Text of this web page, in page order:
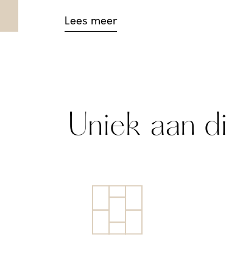
Lees meer
Uniek aan